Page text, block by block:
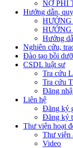
NỢ PHÍ
Hướng dẫn,
HƯỚNG
Hướng
Nghiên cứu,
Đào tạo bồi
CSDL luật sư
Tra cứu
Tra cứu
Đăng
Liên hệ
Đăng ký
Đăng ký
Thư viện hoạt
Thư viện
Video